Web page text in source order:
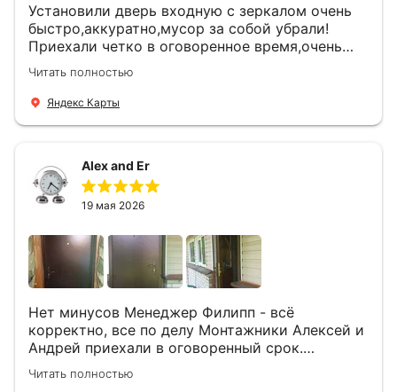
Установили дверь входную с зеркалом очень
быстро,аккуратно,мусор за собой убрали!
Приехали четко в оговоренное время,очень
вежливые,деликатные рабочие .Все
понравилось и дверь ,и работа и цена!
Читать полностью
Яндекс Карты
Alex and Er
19 мая 2026
Нет минусов Менеджер Филипп - всё
корректно, все по делу Монтажники Алексей и
Андрей приехали в оговоренный срок.
Демонтировали старую дверь и установили
новую буквально за час Быстро и качественно
Читать полностью